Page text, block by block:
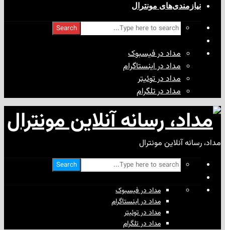
مونترال
Search
مداد در فیسبوک
مداد در اینستاگرام
مداد در توئیتر
مداد در تلگرام
مونترال
Search
مداد در فیسبوک
مداد در اینستاگرام
مداد در توئیتر
مداد در تلگرام